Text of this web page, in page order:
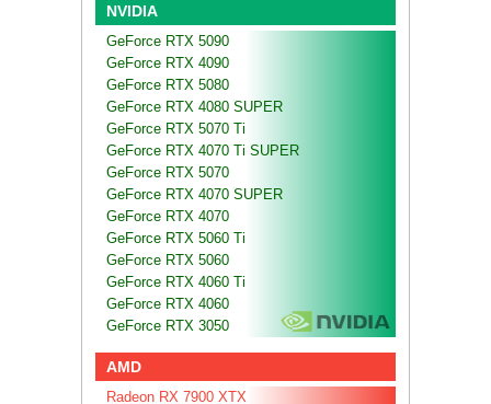
NVIDIA
GeForce RTX 5090
GeForce RTX 4090
GeForce RTX 5080
GeForce RTX 4080 SUPER
GeForce RTX 5070 Ti
GeForce RTX 4070 Ti SUPER
GeForce RTX 5070
GeForce RTX 4070 SUPER
GeForce RTX 4070
GeForce RTX 5060 Ti
GeForce RTX 5060
GeForce RTX 4060 Ti
GeForce RTX 4060
GeForce RTX 3050
AMD
Radeon RX 7900 XTX